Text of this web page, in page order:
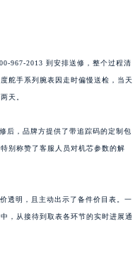
967-2013 到安排送修，整个过程清
舵手系列腕表因走时偏慢送检，当天
天。
后，品牌方提供了带追踪码的定制包
别称赞了客服人员对机芯参数的解
透明，且主动出示了备件价目表。一
，从接待到取表各环节的实时进展通